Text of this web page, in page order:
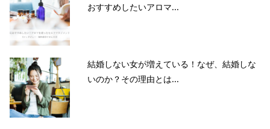
おすすめしたいアロマ...
結婚しない女が増えている！なぜ、結婚しな
いのか？その理由とは...